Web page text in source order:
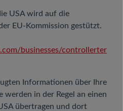
USA wird auf die
EU-Kommission gestützt.
businesses/controllerter
Informationen über Ihre
werden in der Regel an einen
übertragen und dort